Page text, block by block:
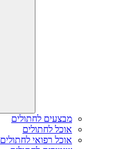
מבצעים לחתולים
אוכל לחתולים
אוכל רפואי לחתולים